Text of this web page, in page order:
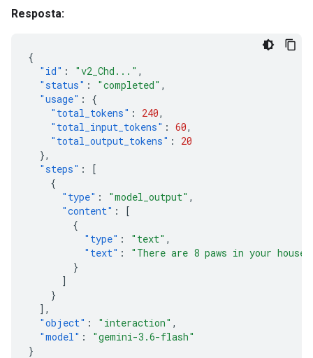
Resposta:
{
"id" : "v2_Chd..." ,
"status" : "completed" ,
"usage" :
{
"total_tokens" : 240,
"total_input_tokens" : 60,
"total_output_tokens" :
20
},
"steps" :
[
{
"type" : "model_output" ,
"content" :
[
{
"type" : "text" ,
"text" :
"There are 8 paws in your
}
]
}
],
"object" : "interaction" ,
"model" :
"gemini-3.6-flash"
}